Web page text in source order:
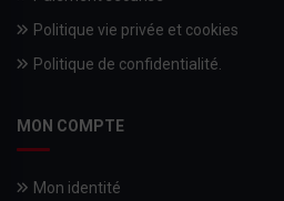
Politique vie privée et cookies
Politique de confidentialité.
MON COMPTE
Mon identité